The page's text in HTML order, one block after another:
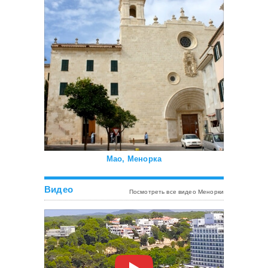
Мао, Менорка
Видео Посмотреть все видео Менорки